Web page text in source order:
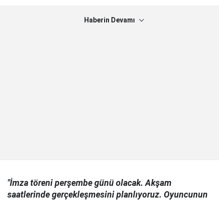
Haberin Devamı
"İmza töreni perşembe günü olacak. Akşam
saatlerinde gerçekleşmesini planlıyoruz. Oyuncunun